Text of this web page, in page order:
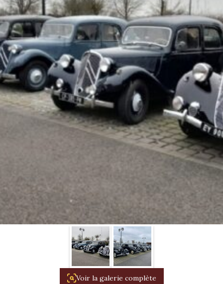
Notre local
La Boutique
Les pièces
L’assurance
Liens
La Revue
Les salons
La traction
La Traction des
membres
Bibliographie
Présentation 7
Présentation 11
Présentation 15 six
Evolution 7 et 11 -
1934/1941
Evolution 11 –
1945/1952
Voir la galerie complète